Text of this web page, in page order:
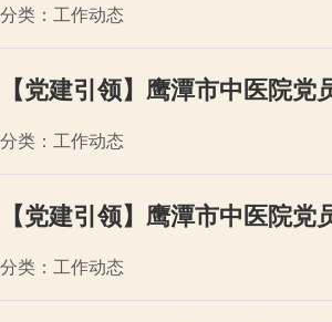
分类：工作动态
【党建引领】鹰潭市中医院
分类：工作动态
【党建引领】鹰潭市中医院
分类：工作动态